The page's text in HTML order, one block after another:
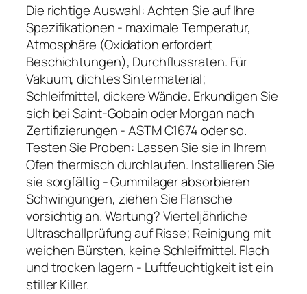
Die richtige Auswahl: Achten Sie auf Ihre
Spezifikationen - maximale Temperatur,
Atmosphäre (Oxidation erfordert
Beschichtungen), Durchflussraten. Für
Vakuum, dichtes Sintermaterial;
Schleifmittel, dickere Wände. Erkundigen Sie
sich bei Saint-Gobain oder Morgan nach
Zertifizierungen - ASTM C1674 oder so.
Testen Sie Proben: Lassen Sie sie in Ihrem
Ofen thermisch durchlaufen. Installieren Sie
sie sorgfältig - Gummilager absorbieren
Schwingungen, ziehen Sie Flansche
vorsichtig an. Wartung? Vierteljährliche
Ultraschallprüfung auf Risse; Reinigung mit
weichen Bürsten, keine Schleifmittel. Flach
und trocken lagern - Luftfeuchtigkeit ist ein
stiller Killer.